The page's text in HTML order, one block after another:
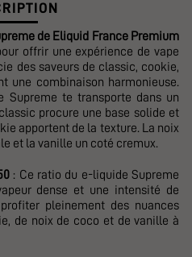
de Eliquid France Premium
offrir une expérience de vape
des saveurs de classic, cookie,
une combinaison harmonieuse.
Supreme te transporte dans un
procure une base solide et
apportent de la texture. La noix
et la vanille un coté cremux.
: Ce ratio du e-liquide Supreme
dense et une intensité de
pleinement des nuances
de noix de coco et de vanille à